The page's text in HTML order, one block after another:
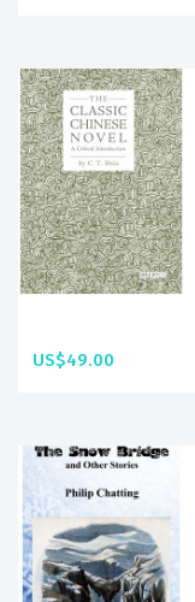
US$49.00